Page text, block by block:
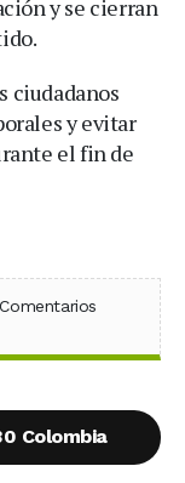
y se cierran
ciudadanos
y evitar
el fin de
en X (Twitter)
en WhatsApp
Comentarios
Colombia